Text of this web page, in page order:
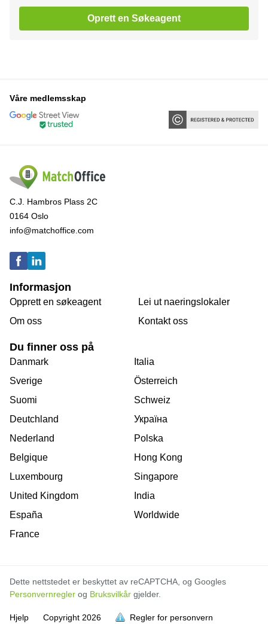
Oprett en Søkeagent
Våre medlemsskap
C.J. Hambros Plass 2C
0164 Oslo
info@matchoffice.com
Informasjon
Opprett en søkeagent
Om oss
Lei ut naeringslokaler
Kontakt oss
Du finner oss på
Danmark
Sverige
Suomi
Deutchland
Nederland
Belgique
Luxembourg
United Kingdom
España
France
Italia
Österreich
Schweiz
Україна
Polska
Hong Kong
Singapore
India
Worldwide
Dette nettstedet er beskyttet av reCAPTCHA, og Googles
Personvernregler og Bruksvilkår gjelder.
Hjelp Copyright 2026 Regler for personvern